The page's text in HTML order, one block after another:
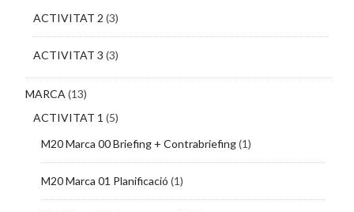
ACTIVITAT 2 (3)
ACTIVITAT 3 (3)
MARCA (13)
ACTIVITAT 1 (5)
M20 Marca 00 Briefing + Contrabriefing(1)
M20 Marca 01 Planificació (1)